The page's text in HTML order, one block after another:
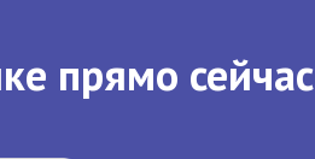
прямо сейчас